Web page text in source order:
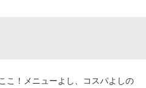
こ！メニューよし、コスパよしの